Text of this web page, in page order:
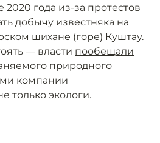
2020 года из-за протестов
добычу известняка на
шихане (горе) Куштау.
— власти пообещали
природного
компании
только экологи.